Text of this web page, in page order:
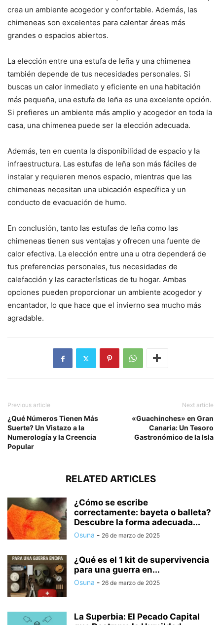
crea un ambiente acogedor y confortable. Además, las
chimeneas son excelentes para calentar áreas más
grandes o espacios abiertos.
La elección entre una estufa de leña y una chimenea
también depende de tus necesidades personales. Si
buscas un calor inmediato y eficiente en una habitación
más pequeña, una estufa de leña es una excelente opción.
Si prefieres un ambiente más amplio y acogedor en toda la
casa, una chimenea puede ser la elección adecuada.
Además, ten en cuenta la disponibilidad de espacio y la
infraestructura. Las estufas de leña son más fáciles de
instalar y requieren menos espacio, mientras que las
chimeneas necesitan una ubicación específica y un
conducto de evacuación de humo.
En conclusión, tanto las estufas de leña como las
chimeneas tienen sus ventajas y ofrecen una fuente de
calor efectiva. La elección entre una u otra dependerá de
tus preferencias personales, tus necesidades de
calefacción y las características de tu hogar. Ambas
opciones pueden proporcionar un ambiente acogedor y
encantador, lo que hace que el invierno sea mucho más
agradable.
Previous article
¿Qué Números Tienen Más
Suerte? Un Vistazo a la
Numerología y la Creencia
Popular
Next article
«Guachinches» en Gran
Canaria: Un Tesoro
Gastronómico de la Isla
RELATED ARTICLES
¿Cómo se escribe
correctamente: bayeta o balleta?
Descubre la forma adecuada...
Osuna - 26 de marzo de 2025
¿Qué es el 1 kit de supervivencia
para una guerra en...
Osuna - 26 de marzo de 2025
La Superbia: El Pecado Capital